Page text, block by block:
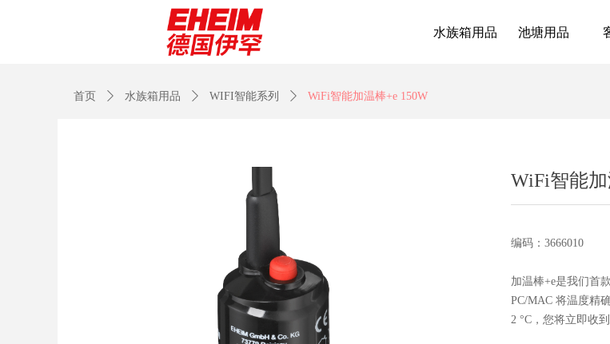
水族箱用品 池塘用品
首页 ꄲ 水族箱用品 ꄲ WIFI智能系列 ꄲ WiFi智能加温棒+e 150W
WiFi智能
编码：3666010
加温棒+e是我们首
PC/MAC 将温度精
2 °C，您将立即收